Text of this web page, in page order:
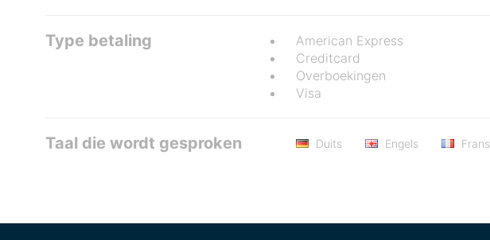
Type betaling American Express
Creditcard
Overboekingen
Visa
Taal die wordt gesproken Duits Engels Frans